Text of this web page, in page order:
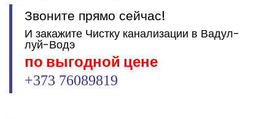
Звоните прямо сейчас!
И закажите Чистку канализации в Вадул-
луй-Водэ
по выгодной цене
+373 76089819